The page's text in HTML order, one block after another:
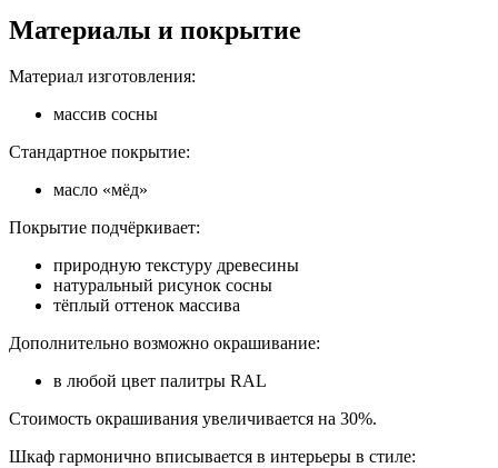
Материалы и покрытие
Материал изготовления:
массив сосны
Стандартное покрытие:
масло «мёд»
Покрытие подчёркивает:
природную текстуру древесины
натуральный рисунок сосны
тёплый оттенок массива
Дополнительно возможно окрашивание:
в любой цвет палитры RAL
Стоимость окрашивания увеличивается на 30%.
Шкаф гармонично вписывается в интерьеры в стиле: